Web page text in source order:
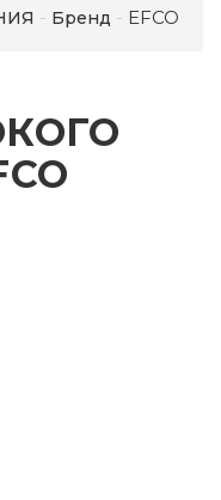
Бренд EFCO